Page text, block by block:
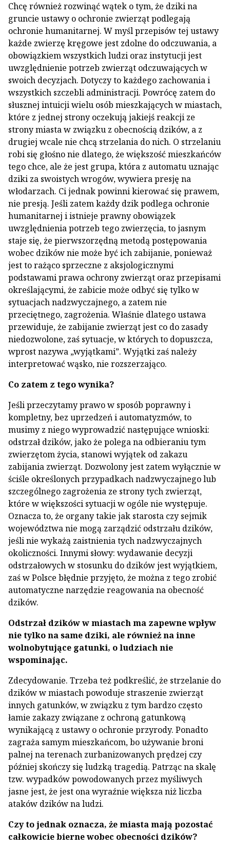
Chcę również rozwinąć wątek o tym, że dziki na
gruncie ustawy o ochronie zwierząt podlegają
ochronie humanitarnej. W myśl przepisów tej ustawy
każde zwierzę kręgowe jest zdolne do odczuwania, a
obowiązkiem wszystkich ludzi oraz instytucji jest
uwzględnienie potrzeb zwierząt odczuwających w
swoich decyzjach. Dotyczy to każdego zachowania i
wszystkich szczebli administracji. Powrócę zatem do
słusznej intuicji wielu osób mieszkających w miastach,
które z jednej strony oczekują jakiejś reakcji ze
strony miasta w związku z obecnością dzików, a z
drugiej wcale nie chcą strzelania do nich. O strzelaniu
robi się głośno nie dlatego, że większość mieszkańców
tego chce, ale że jest grupa, która z automatu uznając
dziki za swoistych wrogów, wywiera presję na
włodarzach. Ci jednak powinni kierować się prawem,
nie presją. Jeśli zatem każdy dzik podlega ochronie
humanitarnej i istnieje prawny obowiązek
uwzględnienia potrzeb tego zwierzęcia, to jasnym
staje się, że pierwszorzędną metodą postępowania
wobec dzików nie może być ich zabijanie, ponieważ
jest to rażąco sprzeczne z aksjologicznymi
podstawami prawa ochrony zwierząt oraz przepisami
określającymi, że zabicie może odbyć się tylko w
sytuacjach nadzwyczajnego, a zatem nie
przeciętnego, zagrożenia. Właśnie dlatego ustawa
przewiduje, że zabijanie zwierząt jest co do zasady
niedozwolone, zaś sytuacje, w których to dopuszcza,
wprost nazywa „wyjątkami”. Wyjątki zaś należy
interpretować wąsko, nie rozszerzająco.
Co zatem z tego wynika?
Jeśli przeczytamy prawo w sposób poprawny i
kompletny, bez uprzedzeń i automatyzmów, to
musimy z niego wyprowadzić następujące wnioski:
odstrzał dzików, jako że polega na odbieraniu tym
zwierzętom życia, stanowi wyjątek od zakazu
zabijania zwierząt. Dozwolony jest zatem wyłącznie w
ściśle określonych przypadkach nadzwyczajnego lub
szczególnego zagrożenia ze strony tych zwierząt,
które w większości sytuacji w ogóle nie występuje.
Oznacza to, że organy takie jak starosta czy sejmik
województwa nie mogą zarządzić odstrzału dzików,
jeśli nie wykażą zaistnienia tych nadzwyczajnych
okoliczności. Innymi słowy: wydawanie decyzji
odstrzałowych w stosunku do dzików jest wyjątkiem,
zaś w Polsce błędnie przyjęto, że można z tego zrobić
automatyczne narzędzie reagowania na obecność
dzików.
Odstrzał dzików w miastach ma zapewne wpływ
nie tylko na same dziki, ale również na inne
wolnobytujące gatunki, o ludziach nie
wspominając.
Zdecydowanie. Trzeba też podkreślić, że strzelanie do
dzików w miastach powoduje straszenie zwierząt
innych gatunków, w związku z tym bardzo często
łamie zakazy związane z ochroną gatunkową
wynikającą z ustawy o ochronie przyrody. Ponadto
zagraża samym mieszkańcom, bo używanie broni
palnej na terenach zurbanizowanych prędzej czy
później skończy się ludzką tragedią. Patrząc na skalę
tzw. wypadków powodowanych przez myśliwych
jasne jest, że jest ona wyraźnie większa niż liczba
ataków dzików na ludzi.
Czy to jednak oznacza, że miasta mają pozostać
całkowicie bierne wobec obecności dzików?